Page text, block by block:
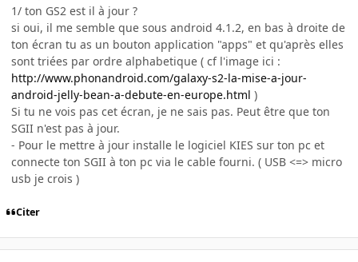
1/ ton GS2 est il à jour ?
si oui, il me semble que sous android 4.1.2, en bas à droite de
ton écran tu as un bouton application "apps" et qu'après elles
sont triées par ordre alphabetique ( cf l'image ici :
http://www.phonandroid.com/galaxy-s2-la-mise-a-jour-
android-jelly-bean-a-debute-en-europe.html )
Si tu ne vois pas cet écran, je ne sais pas. Peut être que ton
SGII n'est pas à jour.
- Pour le mettre à jour installe le logiciel KIES sur ton pc et
connecte ton SGII à ton pc via le cable fourni. ( USB <=> micro
usb je crois )
Citer